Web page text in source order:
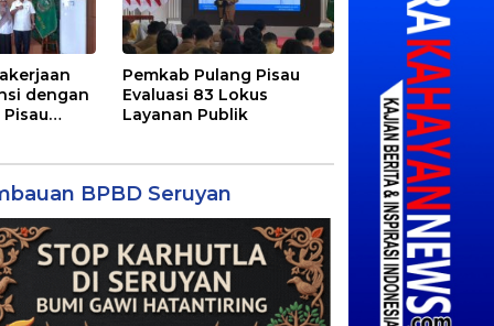
dengan
Pemkab Pulang Pisau
Evaluasi 83 Lokus
Layanan Publik
BPBD Seruyan